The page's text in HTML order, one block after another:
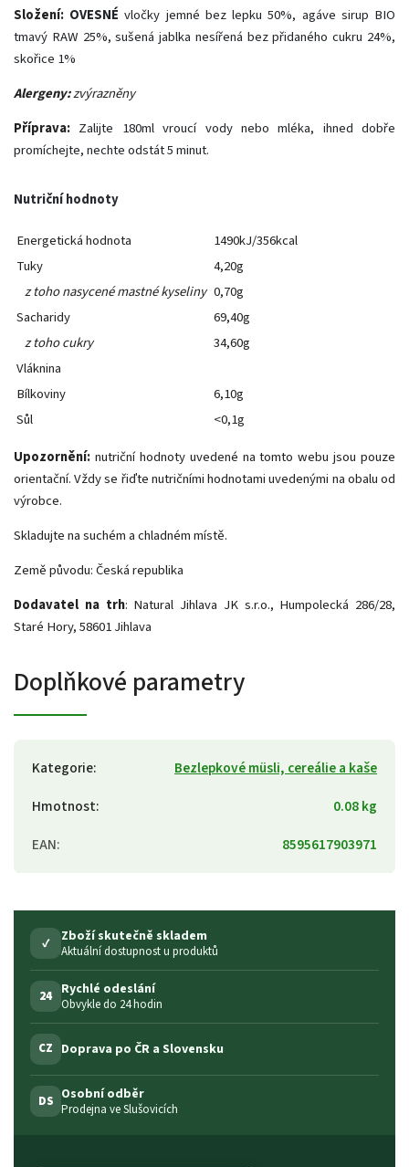
Složení: OVESNÉ vločky jemné bez lepku 50%, agáve sirup BIO
tmavý RAW 25%, sušená jablka nesířená bez přidaného cukru 24%,
skořice 1%
Alergeny:zvýrazněny
Příprava: Zalijte 180ml vroucí vody nebo mléka, ihned dobře
promíchejte, nechte odstát 5 minut.
Nutriční hodnoty
Energetická hodnota
1490kJ/356kcal
Tuky
4,20g
z toho nasycené mastné kyseliny 0,70g
Sacharidy
69,40g
z toho cukry
34,60g
Vláknina
Bílkoviny
6,10g
Sůl
<0,1g
Upozornění: nutriční hodnoty uvedené na tomto webu jsou pouze
orientační. Vždy se řiďte nutričními hodnotami uvedenými na obalu od
výrobce.
Skladujte na suchém a chladném místě.
Země původu: Česká republika
Dodavatel na trh: Natural Jihlava JK s.r.o., Humpolecká 286/28,
Staré Hory, 58601 Jihlava
Doplňkové parametry
Kategorie:
Bezlepkové müsli, cereálie a kaše
Hmotnost:
0.08 kg
EAN: 8595617903971
✓ Zboží skutečně skladem
Aktuální dostupnost u produktů
24 Rychlé odeslání
Obvykle do 24 hodin
CZ Doprava po ČR a Slovensku
DS Osobní odběr
Prodejna ve Slušovicích